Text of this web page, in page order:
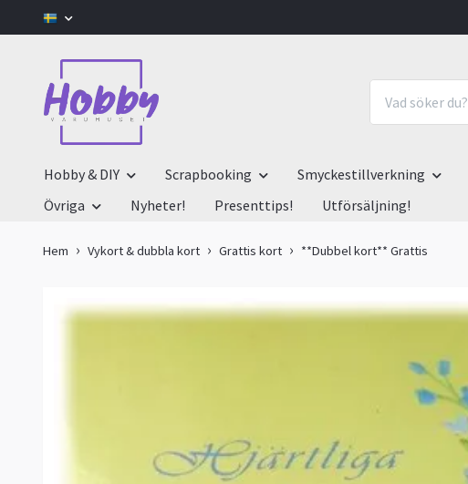
Hobby & DIY Scrapbooking Smyckestillverkning
Övriga
Nyheter! Presenttips! Utförsäljning!
Hem Vykort & dubbla kort Grattis kort **Dubbel kort** Grattis